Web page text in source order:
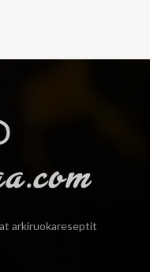
arkiruokareseptit